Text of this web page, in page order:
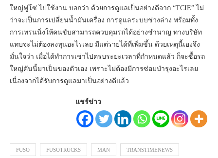
ใหญ่ฟูโซ่ ไปใช้งาน บอกว่า ด้วยการดูแลเป็นอย่างดีจาก “TCIE” ไม่
ว่าจะเป็นการเปลี่ยนน้ำมันเครื่อง การดูแลระบบช่วงล่าง พร้อมทั้ง
การเทรนนิ่งให้คนขับสามารถควบคุมรถได้อย่างชำนาญ ทางบริษัท
แทบจะไม่ต้องลงทุนอะไรเลย มีแต่รายได้ที่เพิ่มขึ้น ด้วยเหตุนี้เองจึง
มั่นใจว่า เมื่อได้ทำการเช่าไปครบระยะเวลาที่กำหนดแล้ว ก็จะซื้อรถ
ใหญ่คันนี้มาเป็นของตัวเอง เพราะไม่ต้องมีการซ่อมบำรุงอะไรเลย
เนื่องจากได้รับการดูแลมาเป็นอย่างดีแล้ว
แชร์ข่าว
FUSO FUSOTRUCKS MAN TRANSTIMENEWS